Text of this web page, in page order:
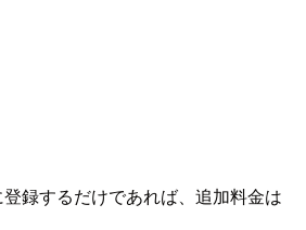
録するだけであれば、追加料金は